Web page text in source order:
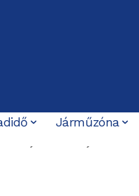
Járműzóna
borhetek,